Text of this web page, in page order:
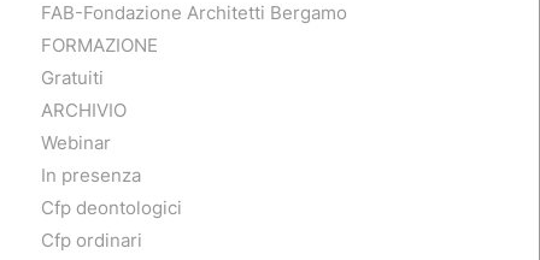
FAB-Fondazione Architetti Bergamo
FORMAZIONE
Gratuiti
ARCHIVIO
Webinar
In presenza
Cfp deontologici
Cfp ordinari